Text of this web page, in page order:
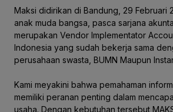
Maksi didirikan di Bandung, 29 Februari
anak muda bangsa, pasca sarjana
merupakan Vendor Implementator
Indonesia yang sudah bekerja sama
perusahaan swasta, BUMN Maupun
Kami meyakini bahwa pemahaman
memiliki peranan penting dalam
usaha. Dengan kebutuhan tersebut